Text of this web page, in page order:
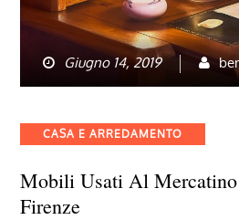
Giugno 14, 2019
Categories
CASA E ARREDAMENTO
Mobili Usati Al
Firenze